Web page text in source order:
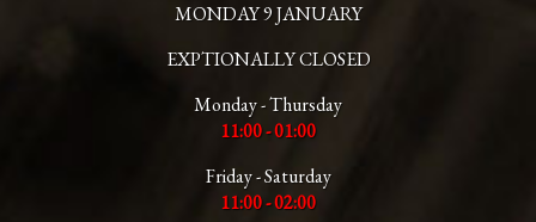
MONDAY 9 JANUARY
EXPTIONALLY CLOSED
Monday - Thursday
11:00 - 01:00
Friday - Saturday
11:00 - 02:00